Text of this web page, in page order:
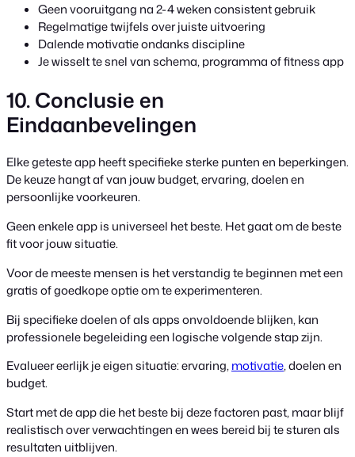
Geen vooruitgang na 2-4 weken consistent gebruik
Regelmatige twijfels over juiste uitvoering
Dalende motivatie ondanks discipline
Je wisselt te snel van schema, programma of fitness app
10. Conclusie en
Eindaanbevelingen
Elke geteste app heeft specifieke sterke punten en beperkingen.
De keuze hangt af van jouw budget, ervaring, doelen en
persoonlijke voorkeuren.
Geen enkele app is universeel het beste. Het gaat om de beste
fit voor jouw situatie.
Voor de meeste mensen is het verstandig te beginnen met een
gratis of goedkope optie om te experimenteren.
Bij specifieke doelen of als apps onvoldoende blijken, kan
professionele begeleiding een logische volgende stap zijn.
Evalueer eerlijk je eigen situatie: ervaring,motivatie, doelen en
budget.
Start met de app die het beste bij deze factoren past, maar blijf
realistisch over verwachtingen en wees bereid bij te sturen als
resultaten uitblijven.